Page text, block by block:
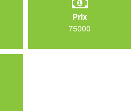
Prix
75000